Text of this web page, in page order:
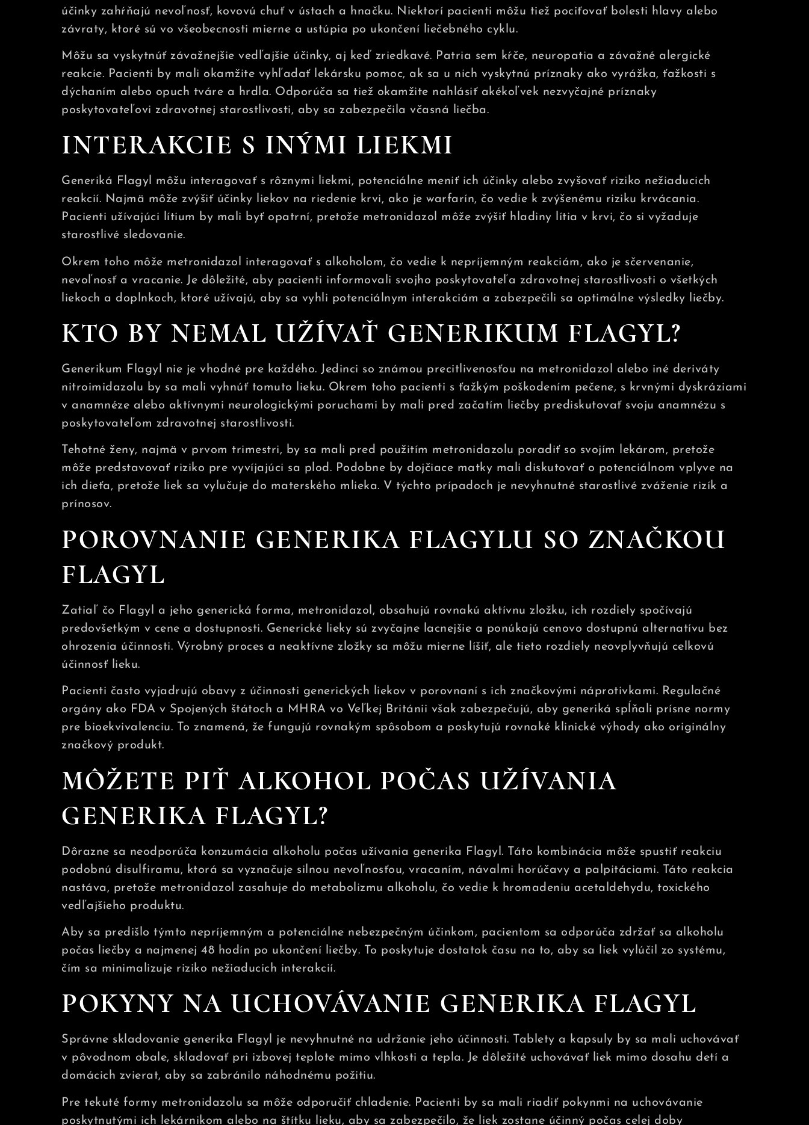
účinky zahŕňajú nevoľnosť, kovovú chuť v ústach a hnačku. Niektorí pacienti môžu tiež pociťovať bolesti hlavy alebo
závraty, ktoré sú vo všeobecnosti mierne a ustúpia po ukončení liečebného cyklu.
Môžu sa vyskytnúť závažnejšie vedľajšie účinky, aj keď zriedkavé. Patria sem kŕče, neuropatia a závažné alergické
reakcie. Pacienti by mali okamžite vyhľadať lekársku pomoc, ak sa u nich vyskytnú príznaky ako vyrážka, ťažkosti s
dýchaním alebo opuch tváre a hrdla. Odporúča sa tiež okamžite nahlásiť akékoľvek nezvyčajné príznaky
poskytovateľovi zdravotnej starostlivosti, aby sa zabezpečila včasná liečba.
INTERAKCIE S INÝMI LIEKMI
Generiká Flagyl môžu interagovať s rôznymi liekmi, potenciálne meniť ich účinky alebo zvyšovať riziko nežiaducich
reakcií. Najmä môže zvýšiť účinky liekov na riedenie krvi, ako je warfarín, čo vedie k zvýšenému riziku krvácania.
Pacienti užívajúci lítium by mali byť opatrní, pretože metronidazol môže zvýšiť hladiny lítia v krvi, čo si vyžaduje
starostlivé sledovanie.
Okrem toho môže metronidazol interagovať s alkoholom, čo vedie k nepríjemným reakciám, ako je sčervenanie,
nevoľnosť a vracanie. Je dôležité, aby pacienti informovali svojho poskytovateľa zdravotnej starostlivosti o všetkých
liekoch a doplnkoch, ktoré užívajú, aby sa vyhli potenciálnym interakciám a zabezpečili sa optimálne výsledky liečby.
KTO BY NEMAL UŽÍVAŤ GENERIKUM FLAGYL?
Generikum Flagyl nie je vhodné pre každého. Jedinci so známou precitlivenosťou na metronidazol alebo iné deriváty
nitroimidazolu by sa mali vyhnúť tomuto lieku. Okrem toho pacienti s ťažkým poškodením pečene, s krvnými dyskráziami
v anamnéze alebo aktívnymi neurologickými poruchami by mali pred začatím liečby prediskutovať svoju anamnézu s
poskytovateľom zdravotnej starostlivosti.
Tehotné ženy, najmä v prvom trimestri, by sa mali pred použitím metronidazolu poradiť so svojím lekárom, pretože
môže predstavovať riziko pre vyvíjajúci sa plod. Podobne by dojčiace matky mali diskutovať o potenciálnom vplyve na
ich dieťa, pretože liek sa vylučuje do materského mlieka. V týchto prípadoch je nevyhnutné starostlivé zváženie rizík a
prínosov.
POROVNANIE GENERIKA FLAGYLU SO ZNAČKOU
FLAGYL
Zatiaľ čo Flagyl a jeho generická forma, metronidazol, obsahujú rovnakú aktívnu zložku, ich rozdiely spočívajú
predovšetkým v cene a dostupnosti. Generické lieky sú zvyčajne lacnejšie a ponúkajú cenovo dostupnú alternatívu bez
ohrozenia účinnosti. Výrobný proces a neaktívne zložky sa môžu mierne líšiť, ale tieto rozdiely neovplyvňujú celkovú
účinnosť lieku.
Pacienti často vyjadrujú obavy z účinnosti generických liekov v porovnaní s ich značkovými náprotivkami. Regulačné
orgány ako FDA v Spojených štátoch a MHRA vo Veľkej Británii však zabezpečujú, aby generiká spĺňali prísne normy
pre bioekvivalenciu. To znamená, že fungujú rovnakým spôsobom a poskytujú rovnaké klinické výhody ako originálny
značkový produkt.
MÔŽETE PIŤ ALKOHOL POČAS UŽÍVANIA
GENERIKA FLAGYL?
Dôrazne sa neodporúča konzumácia alkoholu počas užívania generika Flagyl. Táto kombinácia môže spustiť reakciu
podobnú disulfiramu, ktorá sa vyznačuje silnou nevoľnosťou, vracaním, návalmi horúčavy a palpitáciami. Táto reakcia
nastáva, pretože metronidazol zasahuje do metabolizmu alkoholu, čo vedie k hromadeniu acetaldehydu, toxického
vedľajšieho produktu.
Aby sa predišlo týmto nepríjemným a potenciálne nebezpečným účinkom, pacientom sa odporúča zdržať sa alkoholu
počas liečby a najmenej 48 hodín po ukončení liečby. To poskytuje dostatok času na to, aby sa liek vylúčil zo systému,
čím sa minimalizuje riziko nežiaducich interakcií.
POKYNY NA UCHOVÁVANIE GENERIKA FLAGYL
Správne skladovanie generika Flagyl je nevyhnutné na udržanie jeho účinnosti. Tablety a kapsuly by sa mali uchovávať
v pôvodnom obale, skladovať pri izbovej teplote mimo vlhkosti a tepla. Je dôležité uchovávať liek mimo dosahu detí a
domácich zvierat, aby sa zabránilo náhodnému požitiu.
Pre tekuté formy metronidazolu sa môže odporučiť chladenie. Pacienti by sa mali riadiť pokynmi na uchovávanie
poskytnutými ich lekárnikom alebo na štítku lieku, aby sa zabezpečilo, že liek zostane účinný počas celej doby